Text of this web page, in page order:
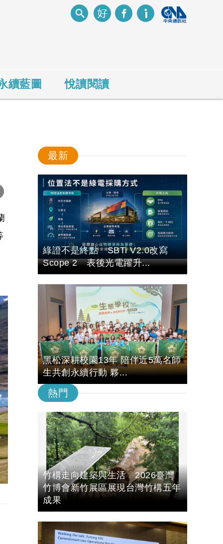
續藍圖 悅讀閱讀
最新
綠證不是終點 SBTi V2.0改寫
Scope 2 表後光電躍升...
黑松深耕校園13年 陪伴近5萬名師
生共創永續行動 夥...
熱門
竹構走向建築與生活 2026臺灣
竹博會新竹展區展現台灣竹構五年
成果